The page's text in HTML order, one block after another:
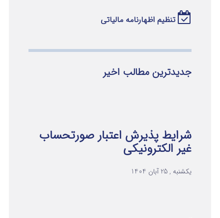
تنظیم اظهارنامه مالیاتی
جدیدترین مطالب اخیر
شرایط پذیرش اعتبار صورتحساب
غیر الکترونیکی
یکشنبه , 25 آبان 1404